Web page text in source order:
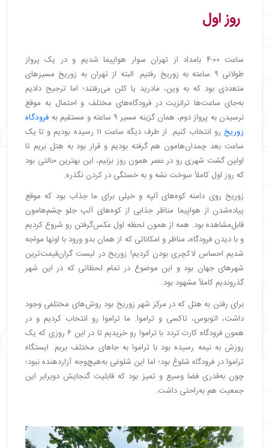
روز اول
ساعت ۴:۰۰ بامداد از تهران سوار هواپیما شدیم و در یک پرواز
طولانی ۹ ساعته به زوریخ رفتیم. البته از تهران به زوریخ مسیرهای
متعددی بود که به وین، مادرید یا کلن می‌رفتند؛ اما ترجیح دادیم
به‌جای ساعت‌ها ترانزیت در فرودگاه‌های مختلف و احتمال به موقع
نرسیدن به پرواز دوم، همان گزینه مسیر ۹ ساعته و مستقیم به
فرودگاه
زوریخ
رو انتخاب کنیم. از طرف دیگه ساعت ۱۱ رسیده بودیم و تا یک
ساعت بعد چمدان‌هامون هم گرفته بودیم و قرار بود به هتل بریم تا
اولین گشت شهری رو در عصر همون روز بزنیم، این بهترین حالتی بود
که روز اول کاملاً سوخت نشه و به خستگی در کردن نگذره.
زوریخ روی دامنه کوه‌های آلپه و خیلی برای ما جذاب بود که موقع
پیاده‌شدن از هواپیما مناظر جذابی از کوه‌های آلپ جلو چشم‌هامون
قابل‌مشاهده بود. همه از همون لحظه اول عکس‌گرفتن رو شروع کردیم
و با دیدن فرودگاه، مناظر و امکاناتی که از همان بدو ورود با اونها مواجه
شدیم احساس لاکچری بودن کردیم! زوریخ در لیست گران‌قیمت‌ترین
شهرهای جهان بود و این موضوع در تمام لحظاتی که در این شهر
گذروندیم کاملاً مشهود بود.
برای رفتن به هتل که در مرکز شهر زوریخ بود روش‌های مختلفی وجود
داشت، اتوبوس، تاکسی و تراموا. ما تراموا رو انتخاب کردیم و در
همون فرودگاه کارت تردد با تراموا رو خریدیم تا در این ۶ روزی که یک
روزش به نیمه رسیده بود با تراموا به جاهای مختلف بریم. ایستگاه
تراموا در فرودگاه شلوغ بود؛ اما این شلوغی به‌هیچ‌وجه آزاردهنده نبود؛
چون به‌قدری فضا وسیع و تمیز بود که قابلیت گنجایش دوبرابر این
جمعیت هم به‌راحتی داشت.